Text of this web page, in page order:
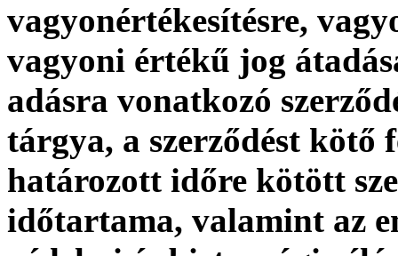
vagyonértékesítésre,
vagyoni értékű jog
adásra vonatkozó
tárgya, a szerződést kötő
határozott időre kötött
időtartama, valamint az